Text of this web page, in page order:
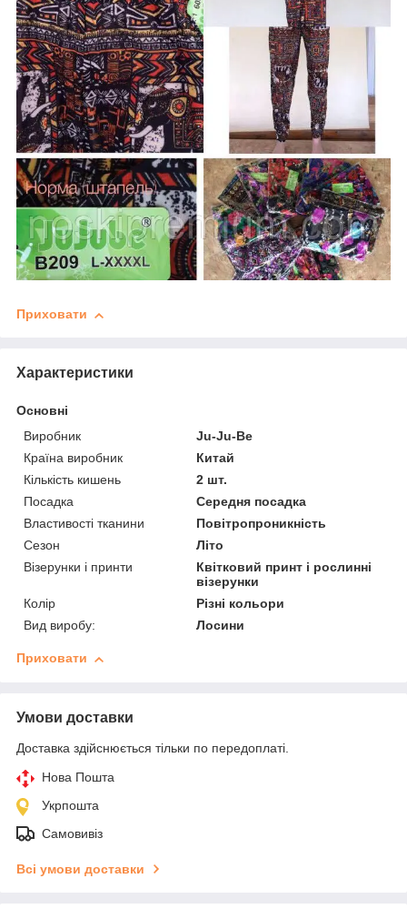
Приховати
Характеристики
Основні
Виробник
Ju-Ju-Be
Країна виробник
Китай
Кількість кишень
2 шт.
Посадка
Середня посадка
Властивості тканини
Повітропроникність
Сезон
Літо
Візерунки і принти
Квітковий принт і рослинні
візерунки
Колір
Різні кольори
Вид виробу:
Лосини
Приховати
Умови доставки
Доставка здійснюється тільки по передоплаті.
Нова Пошта
Укрпошта
Самовивіз
Всі умови доставки